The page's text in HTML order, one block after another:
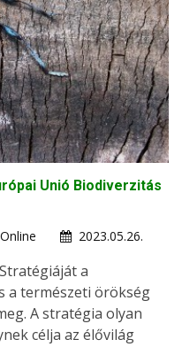
Unió Biodiverzitás
2023.05.26.
a
a természeti örökség
A stratégia olyan
célja az élővilág